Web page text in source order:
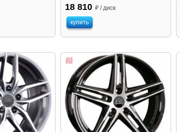
18 810 ₽ / диск
купить